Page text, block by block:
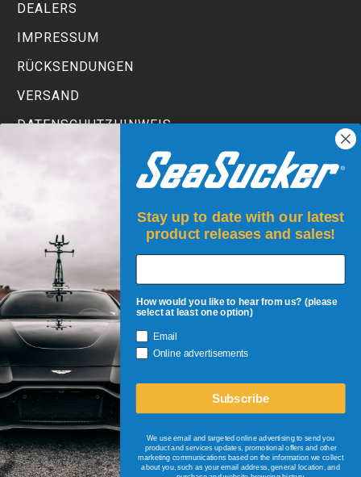
DEALERS
IMPRESSUM
RÜCKSENDUNGEN
VERSAND
DATENSCHUTZHINWEIS
TERMS AND CONDITIONS
ANMELDEN!
Seien Sie der Erste, der über Restposten, neue Produkte,
Veranstaltungen und Rabatte informiert wird!
Email Address +
Stay up to date with our latest
product releases and sales!
How would you like to hear from us? (please
select at least one option)
Email
Online advertisements
Subscribe
We use email and targeted online advertising to send you
product and services updates, promotional offers and other
marketing communications based on the information we collect
about you, such as your email address, general location, and